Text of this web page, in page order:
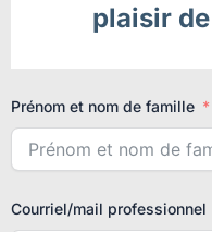
plaisir
Prénom et nom de famille
Courriel/mail professionnel